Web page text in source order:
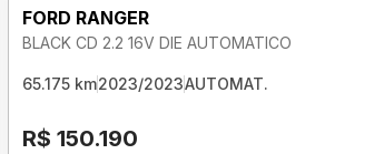
FORD RANGER
BLACK CD 2.2 16V DIE AUTOMATICO
65.175 km2023/2023AUTOMAT.
R$ 150.190